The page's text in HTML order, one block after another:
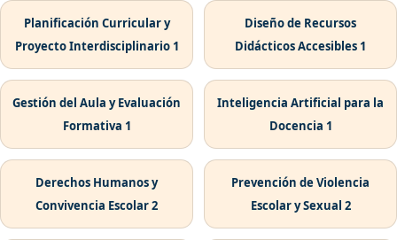
Planificación Curricular y
Proyecto Interdisciplinario 1
Diseño de Recursos
Didácticos Accesibles 1
Gestión del Aula y Evaluación
Formativa 1
Inteligencia Artificial para la
Docencia 1
Derechos Humanos y
Convivencia Escolar 2
Prevención de Violencia
Escolar y Sexual 2